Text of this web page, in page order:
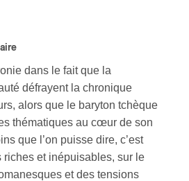
dans le fait que la
défrayent la chronique
alors que le baryton tchèque
thématiques au cœur de son
que l’on puisse dire, c’est
riches et inépuisables, sur le
et des tensions